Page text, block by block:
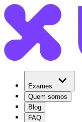
Exames
Quem somos
Blog
FAQ